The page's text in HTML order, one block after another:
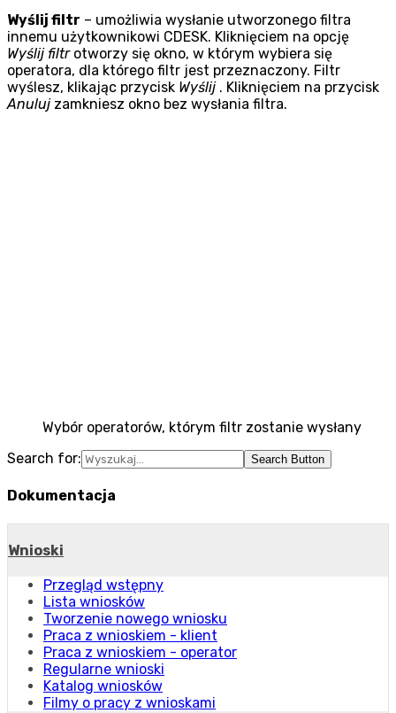
Wyślij filtr – umożliwia wysłanie utworzonego filtra
innemu użytkownikowi CDESK. Kliknięciem na opcję
Wyślij filtr otworzy się okno, w którym wybiera się
operatora, dla którego filtr jest przeznaczony. Filtr
wyślesz, klikając przycisk Wyślij. Kliknięciem na przycisk
Anulujzamkniesz okno bez wysłania filtra.
Wybór operatorów, którym filtr zostanie wysłany
Search for:
Search Button
Dokumentacja
Wnioski
Przegląd wstępny
Lista wniosków
Tworzenie nowego wniosku
Praca z wnioskiem - klient
Praca z wnioskiem - operator
Regularne wnioski
Katalog wniosków
Filmy o pracy z wnioskami